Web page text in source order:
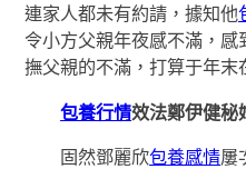
連家人都未有約請，據知他
令小方父親年夜感不滿，
撫父親的不滿，打算于年末
包養行情效法鄭伊健秘
固然鄧麗欣包養感情屢